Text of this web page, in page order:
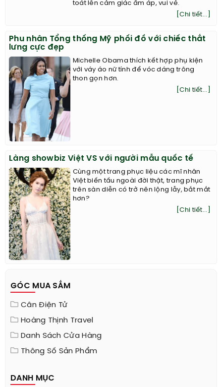
toát lên cảm giác ấm áp, vui vẻ.
[Chi tiết...]
Phu nhân Tổng thống Mỹ phối đồ với chiếc thắt
lưng cực đẹp
Michelle Obama thích kết hợp phụ kiện
với váy áo nữ tính để vóc dáng trông
thon gọn hơn.
[Chi tiết...]
Làng showbiz Việt VS với người mẫu quốc tế
Cùng một trang phục liệu các mĩ nhân
Việt biến tấu ngoài đời thật, trang phục
trên sàn diễn có trở nên lộng lẫy, bắt mắt
hơn?
[Chi tiết...]
GÓC MUA SẮM
Cân Điện Tử
Hoàng Thịnh Travel
Danh Sách Cửa Hàng
Thông Số Sản Phẩm
DANH MỤC